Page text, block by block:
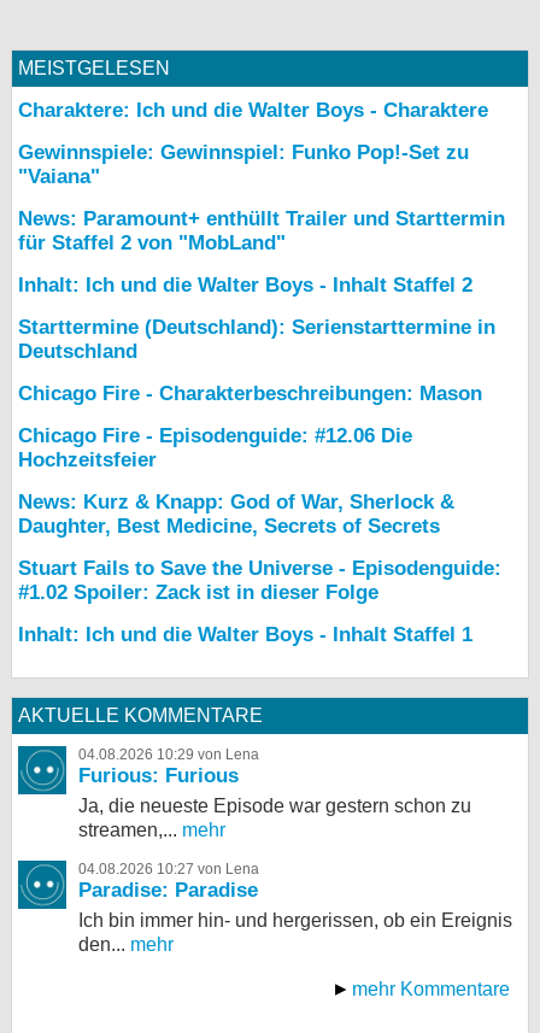
MEISTGELESEN
Charaktere: Ich und die Walter Boys - Charaktere
Gewinnspiele: Gewinnspiel: Funko Pop!-Set zu
"Vaiana"
News: Paramount+ enthüllt Trailer und Starttermin
für Staffel 2 von "MobLand"
Inhalt: Ich und die Walter Boys - Inhalt Staffel 2
Starttermine (Deutschland): Serienstarttermine in
Deutschland
Chicago Fire - Charakterbeschreibungen: Mason
Chicago Fire - Episodenguide: #12.06 Die
Hochzeitsfeier
News: Kurz & Knapp: God of War, Sherlock &
Daughter, Best Medicine, Secrets of Secrets
Stuart Fails to Save the Universe - Episodenguide:
#1.02 Spoiler: Zack ist in dieser Folge
Inhalt: Ich und die Walter Boys - Inhalt Staffel 1
AKTUELLE KOMMENTARE
04.08.2026 10:29 von Lena
Furious: Furious
Ja, die neueste Episode war gestern schon zu
streamen,... mehr
04.08.2026 10:27 von Lena
Paradise: Paradise
Ich bin immer hin- und hergerissen, ob ein Ereignis
den... mehr
mehr Kommentare